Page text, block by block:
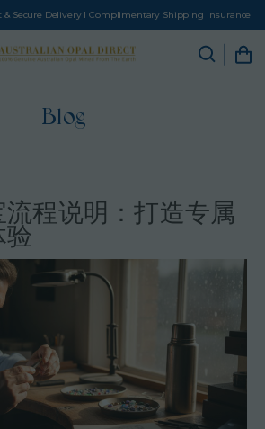
& Secure Delivery I Complimentary Shipping Insurance
Blog
流程说明：打造专属
验